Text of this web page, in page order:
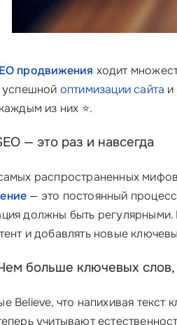
продвижения ходит
успешной оптимизации сайта и
из них ⭐.
— это раз и навсегда
распространенных
— это постоянный
должны быть
и добавлять новые
больше ключевых
Believe, что напихивая
учитывают